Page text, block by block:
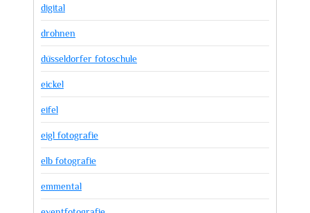
digital
drohnen
düsseldorfer fotoschule
eickel
eifel
eigl fotografie
elb fotografie
emmental